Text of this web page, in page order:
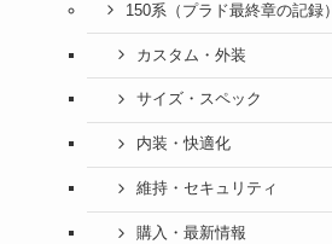
150系（プラド最終章の記録）
カスタム・外装
サイズ・スペック
内装・快適化
維持・セキュリティ
購入・最新情報